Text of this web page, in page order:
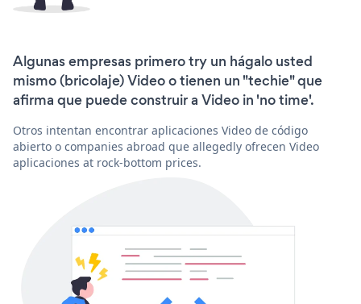
Algunas empresas primero try un hágalo usted
mismo (bricolaje) Video o tienen un "techie" que
afirma que puede construir a Video in 'no time'.
Otros intentan encontrar aplicaciones Video de código
abierto o companies abroad que allegedly ofrecen Video
aplicaciones at rock-bottom prices.